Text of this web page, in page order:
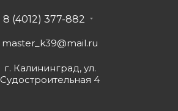
8 (4012) 377-882
master_k39@mail.ru
г. Калининград, ул.
Судостроительная 4